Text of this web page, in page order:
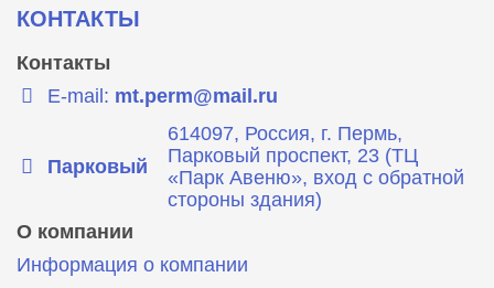
КОНТАКТЫ
Контакты
E-mail: mt.perm@mail.ru
Парковый
614097, Россия, г. Пермь,
Парковый проспект, 23 (ТЦ
«Парк Авеню», вход с обратной
стороны здания)
О компании
Информация о компании